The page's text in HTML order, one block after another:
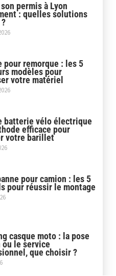
permis à Lyon
: quelles solutions
pour remorque : les 5
modèles pour
votre matériel
batterie vélo électrique
efficace pour
votre barillet
pour camion : les 5
pour réussir le montage
casque moto : la pose
ou le service
que choisir ?